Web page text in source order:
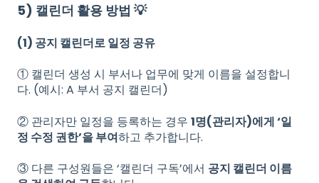
5) 캘린더 활용 방법 💡
(1) 공지 캘린더로 일정 공유
① 캘린더 생성 시 부서나 업무에 맞게 이름을 설정합니
다. (예시: A 부서 공지 캘린더)
② 관리자만 일정을 등록하는 경우 1명(관리자)에게 ‘일
정 수정 권한’을 부여하고 추가합니다.
③ 다른 구성원들은 ‘캘린더 구독’에서 공지 캘린더 이름